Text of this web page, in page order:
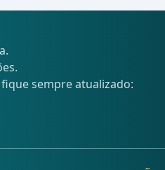
sempre atualizado: